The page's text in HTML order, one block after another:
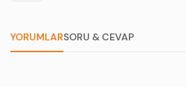
YORUMLARSORU & CEVAP